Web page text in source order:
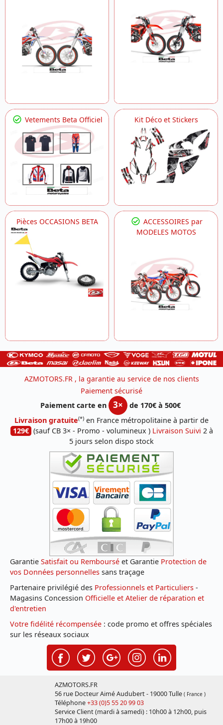
Vetements Beta Officiel Kit Déco et Stickers
Pièces OCCASIONS BETA
ACCESSOIRES par
MODELES MOTOS
AZMOTORS.FR , la garantie au service de nos clients
Paiement sécurisé
Paiement carte en
3×
de 170€ à 500€
Livraison gratuite(*) en France métropolitaine à partir de
129€ (sauf CB 3× - Promo - volumineux ) Livraison Suivi 2 à
5 jours selon dispo stock
Garantie Satisfait ou Remboursé et Garantie Protection de
vos Données personnelles sans traçage
Partenaire privilégié des Professionnels et Particuliers -
Magasins Concession Officielle et Atelier de réparation et
d'entretien
Votre fidélité récompensée : code promo et offres spéciales
sur les réseaux sociaux
AZMOTORS.FR
56 rue Docteur Aimé Audubert - 19000 Tulle ( France )
Téléphone+33 (0)5 55 20 99 03
Service Client (mardi à samedi) : 10h00 à 12h00, puis
17h00 à 19h00